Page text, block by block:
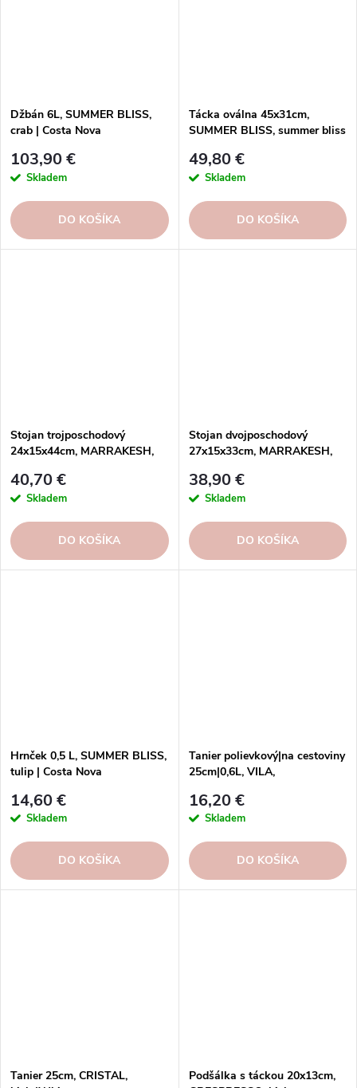
Džbán 6L, SUMMER BLISS,
crab | Costa Nova
103,90 €
Skladem
DO KOŠÍKA
Tácka oválna 45x31cm,
SUMMER BLISS, summer bliss
49,80 €
Skladem
DO KOŠÍKA
Stojan trojposchodový
24x15x44cm, MARRAKESH,
40,70 €
Skladem
DO KOŠÍKA
Stojan dvojposchodový
27x15x33cm, MARRAKESH,
38,90 €
Skladem
DO KOŠÍKA
Hrnček 0,5 L, SUMMER BLISS,
tulip | Costa Nova
14,60 €
Skladem
DO KOŠÍKA
Tanier polievkový|na cestoviny
25cm|0,6L, VILA,
16,20 €
Skladem
DO KOŠÍKA
Tanier 25cm, CRISTAL,
Podšálka s táckou 20x13cm,